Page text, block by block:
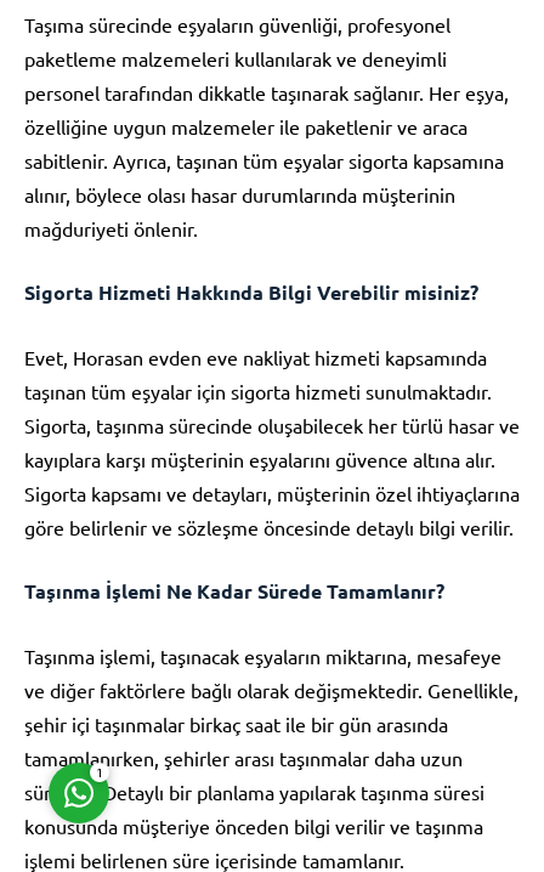
Taşıma sürecinde eşyaların güvenliği, profesyonel
paketleme malzemeleri kullanılarak ve deneyimli
personel tarafından dikkatle taşınarak sağlanır. Her eşya,
özelliğine uygun malzemeler ile paketlenir ve araca
sabitlenir. Ayrıca, taşınan tüm eşyalar sigorta kapsamına
alınır, böylece olası hasar durumlarında müşterinin
mağduriyeti önlenir.
Sigorta Hizmeti Hakkında Bilgi Verebilir misiniz?
Evet, Horasan evden eve nakliyat hizmeti kapsamında
taşınan tüm eşyalar için sigorta hizmeti sunulmaktadır.
Sigorta, taşınma sürecinde oluşabilecek her türlü hasar ve
kayıplara karşı müşterinin eşyalarını güvence altına alır.
Sigorta kapsamı ve detayları, müşterinin özel ihtiyaçlarına
göre belirlenir ve sözleşme öncesinde detaylı bilgi verilir.
Taşınma İşlemi Ne Kadar Sürede Tamamlanır?
Taşınma işlemi, taşınacak eşyaların miktarına, mesafeye
ve diğer faktörlere bağlı olarak değişmektedir. Genellikle,
şehir içi taşınmalar birkaç saat ile bir gün arasında
tamamlanırken, şehirler arası taşınmalar daha uzun
sürebilir. Detaylı bir planlama yapılarak taşınma süresi
konusunda müşteriye önceden bilgi verilir ve taşınma
işlemi belirlenen süre içerisinde tamamlanır.
Cevap Yaz
1